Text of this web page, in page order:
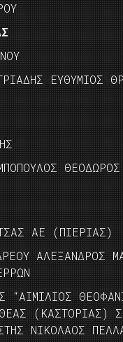
ΕΥΘΥΜΙΟΣ
ΑΕ (ΠΙΕΡΙΑΣ)
ΑΛΕΞΑΝΔΡΟΣ
(ΚΑΣΤΟΡΙΑΣ)
ΝΙΚΟΛΑΟΣ